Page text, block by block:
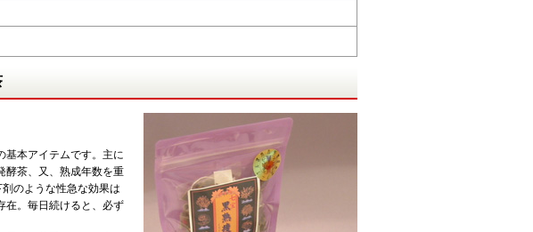
基本アイテムです。主に
酵茶、又、熟成年数を重
のような性急な効果は
在。毎日続けると、必ず